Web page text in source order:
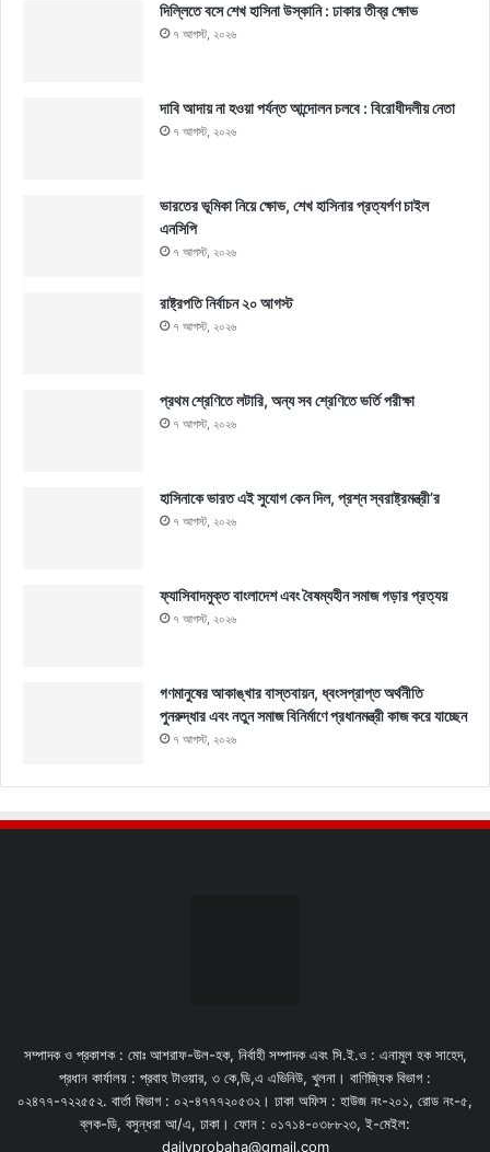
দিল্লিতে বসে শেখ হাসিনা উস্কানি : ঢাকার তীব্র ক্ষোভ
৭ আগস্ট, ২০২৬
দাবি আদায় না হওয়া পর্যন্ত আন্দোলন চলবে : বিরোধীদলীয় নেতা
৭ আগস্ট, ২০২৬
ভারতের ভূমিকা নিয়ে ক্ষোভ, শেখ হাসিনার প্রত্যর্পণ চাইল
এনসিপি
৭ আগস্ট, ২০২৬
রাষ্ট্রপতি নির্বাচন ২০ আগস্ট
৭ আগস্ট, ২০২৬
প্রথম শ্রেণিতে লটারি, অন্য সব শ্রেণিতে ভর্তি পরীক্ষা
৭ আগস্ট, ২০২৬
হাসিনাকে ভারত এই সুযোগ কেন দিল, প্রশ্ন স্বরাষ্ট্রমন্ত্রী’র
৭ আগস্ট, ২০২৬
ফ্যাসিবাদমুক্ত বাংলাদেশ এবং বৈষম্যহীন সমাজ গড়ার প্রত্যয়
৭ আগস্ট, ২০২৬
গণমানুষের আকাঙ্খার বাস্তবায়ন, ধ্বংসপ্রাপ্ত অর্থনীতি
পুনরুদ্ধার এবং নতুন সমাজ বিনির্মাণে প্রধানমন্ত্রী কাজ করে যাচ্ছেন
৭ আগস্ট, ২০২৬
সম্পাদক ও প্রকাশক : মোঃ আশরাফ-উল-হক, নির্বাহী সম্পাদক এবং সি.ই.ও : এনামুল হক সাহেদ,
প্রধান কার্যালয় : প্রবাহ টাওয়ার, ৩ কে,ডি,এ এভিনিউ, খুলনা। বাণিজ্যিক বিভাগ :
০২৪৭৭-৭২২৫৫২. বার্তা বিভাগ : ০২-৪৭৭৭২০৫৩২। ঢাকা অফিস : হাউজ নং-২০১, রোড নং-৫,
ব্লক-ডি, বসুন্ধরা আ/এ, ঢাকা। ফোন : ০১৭১৪-০৩৮৮২৩, ই-মেইল:
dailyprobaha@gmail.com